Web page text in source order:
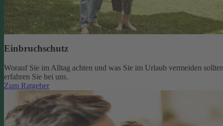
Einbruchschutz
Worauf Sie im Alltag achten und was Sie im Urlaub vermeiden
erfahren Sie bei uns.
Zum Ratgeber